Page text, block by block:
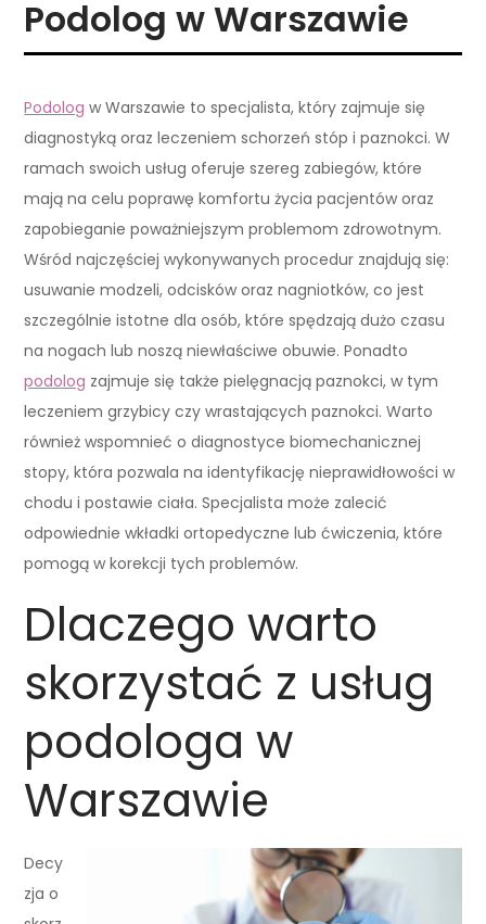
Podolog w Warszawie
Podolog w Warszawie to specjalista, który zajmuje się
diagnostyką oraz leczeniem schorzeń stóp i paznokci. W
ramach swoich usług oferuje szereg zabiegów, które
mają na celu poprawę komfortu życia pacjentów oraz
zapobieganie poważniejszym problemom zdrowotnym.
Wśród najczęściej wykonywanych procedur znajdują się:
usuwanie modzeli, odcisków oraz nagniotków, co jest
szczególnie istotne dla osób, które spędzają dużo czasu
na nogach lub noszą niewłaściwe obuwie. Ponadto
podolog zajmuje się także pielęgnacją paznokci, w tym
leczeniem grzybicy czy wrastających paznokci. Warto
również wspomnieć o diagnostyce biomechanicznej
stopy, która pozwala na identyfikację nieprawidłowości w
chodu i postawie ciała. Specjalista może zalecić
odpowiednie wkładki ortopedyczne lub ćwiczenia, które
pomogą w korekcji tych problemów.
Dlaczego warto
skorzystać z usług
podologa w
Warszawie
Decy
zja o